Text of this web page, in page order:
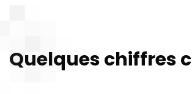
Quelques chiffres